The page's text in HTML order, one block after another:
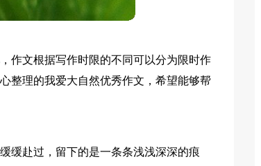
作文根据写作时限的不同可以分为限时作
整理的我爱大自然优秀作文，希望能够帮
缓赴过，留下的是一条条浅浅深深的痕